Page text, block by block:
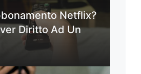
Netflix?
Diritto Ad Un